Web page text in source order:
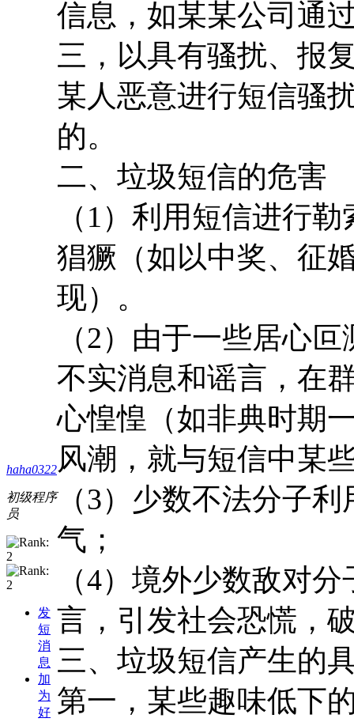
haha0322
初级程序
员
发
短
消
息
加
为
好
信息，如某某公司通
三，以具有骚扰、报
某人恶意进行短信骚
的。
二、垃圾短信的危害
（1）利用短信进行
猖獗（如以中奖、征
现）。
（2）由于一些居心
不实消息和谣言，在
心惶惶（如非典时期
风潮，就与短信中某
（3）少数不法分子
气；
（4）境外少数敌对
言，引发社会恐慌，
三、垃圾短信产生的
第一，某些趣味低下